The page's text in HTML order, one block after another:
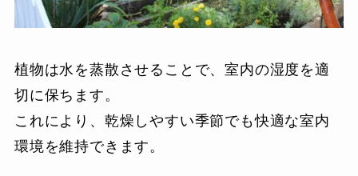
植物は水を蒸散させることで、室内の湿度を適
切に保ちます。
これにより、乾燥しやすい季節でも快適な室内
環境を維持できます。